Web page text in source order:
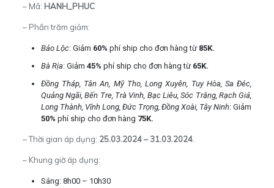
– Mã: HANH_PHUC
– Phần trăm giảm:
Bảo Lộc: Giảm 60% phí ship cho đơn hàng từ 85K.
Bà Rịa: Giảm 45% phí ship cho đơn hàng từ 65K.
Đồng Tháp, Tân An, Mỹ Tho, Long Xuyên, Tuy Hòa, Sa Đéc,
Quảng Ngãi, Bến Tre, Trà Vinh, Bạc Liêu, Sóc Trăng, Rạch Giá,
Long Thành, Vĩnh Long, Đức Trọng, Đồng Xoài, Tây Ninh: Giảm
50% phí ship cho đơn hàng 75K.
– Thời gian áp dụng: 25.03.2024 – 31.03.2024.
– Khung giờ áp dụng:
Sáng: 8h00 – 10h30